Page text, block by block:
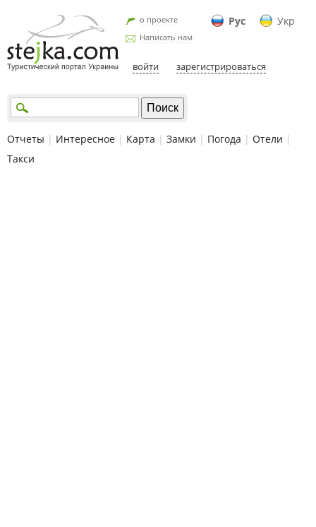
Рус Укр
о проекте
Написать нам
войти зарегистрироваться
Отчеты | Интересное | Карта | Замки | Погода | Отели |
Такси